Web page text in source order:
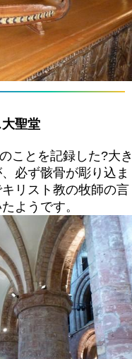
聖堂
ことを記録した?大
必ず骸骨が彫り込ま
リスト教の牧師の言
ようです。